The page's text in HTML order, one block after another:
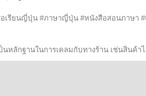
รียนญี่ปุ่น #ภาษาญี่ปุ่น #หนังสือสอนภาษา
หลักฐานในการเคลมกับทางร้าน เช่นสินค้า